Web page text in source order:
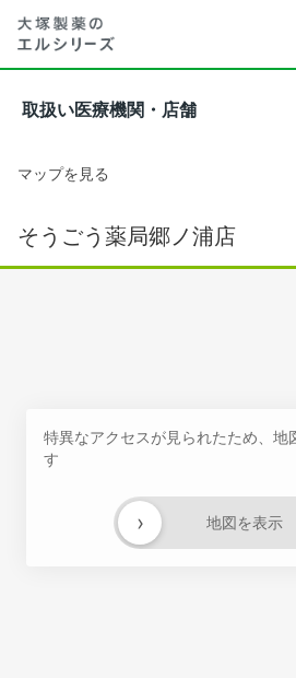
取扱い医療機関・店舗
マップを見る
そうごう薬局郷ノ浦店
特異なアクセスが見られたため、地
す
地図を表示
›